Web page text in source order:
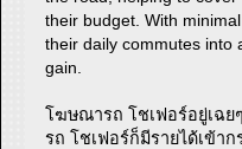
their budget. With
their daily commutes into
gain.
โฆษณารถ โชเฟอร์อยู่เฉย
รถ โชเฟอร์ก็มีรายได้เข้า